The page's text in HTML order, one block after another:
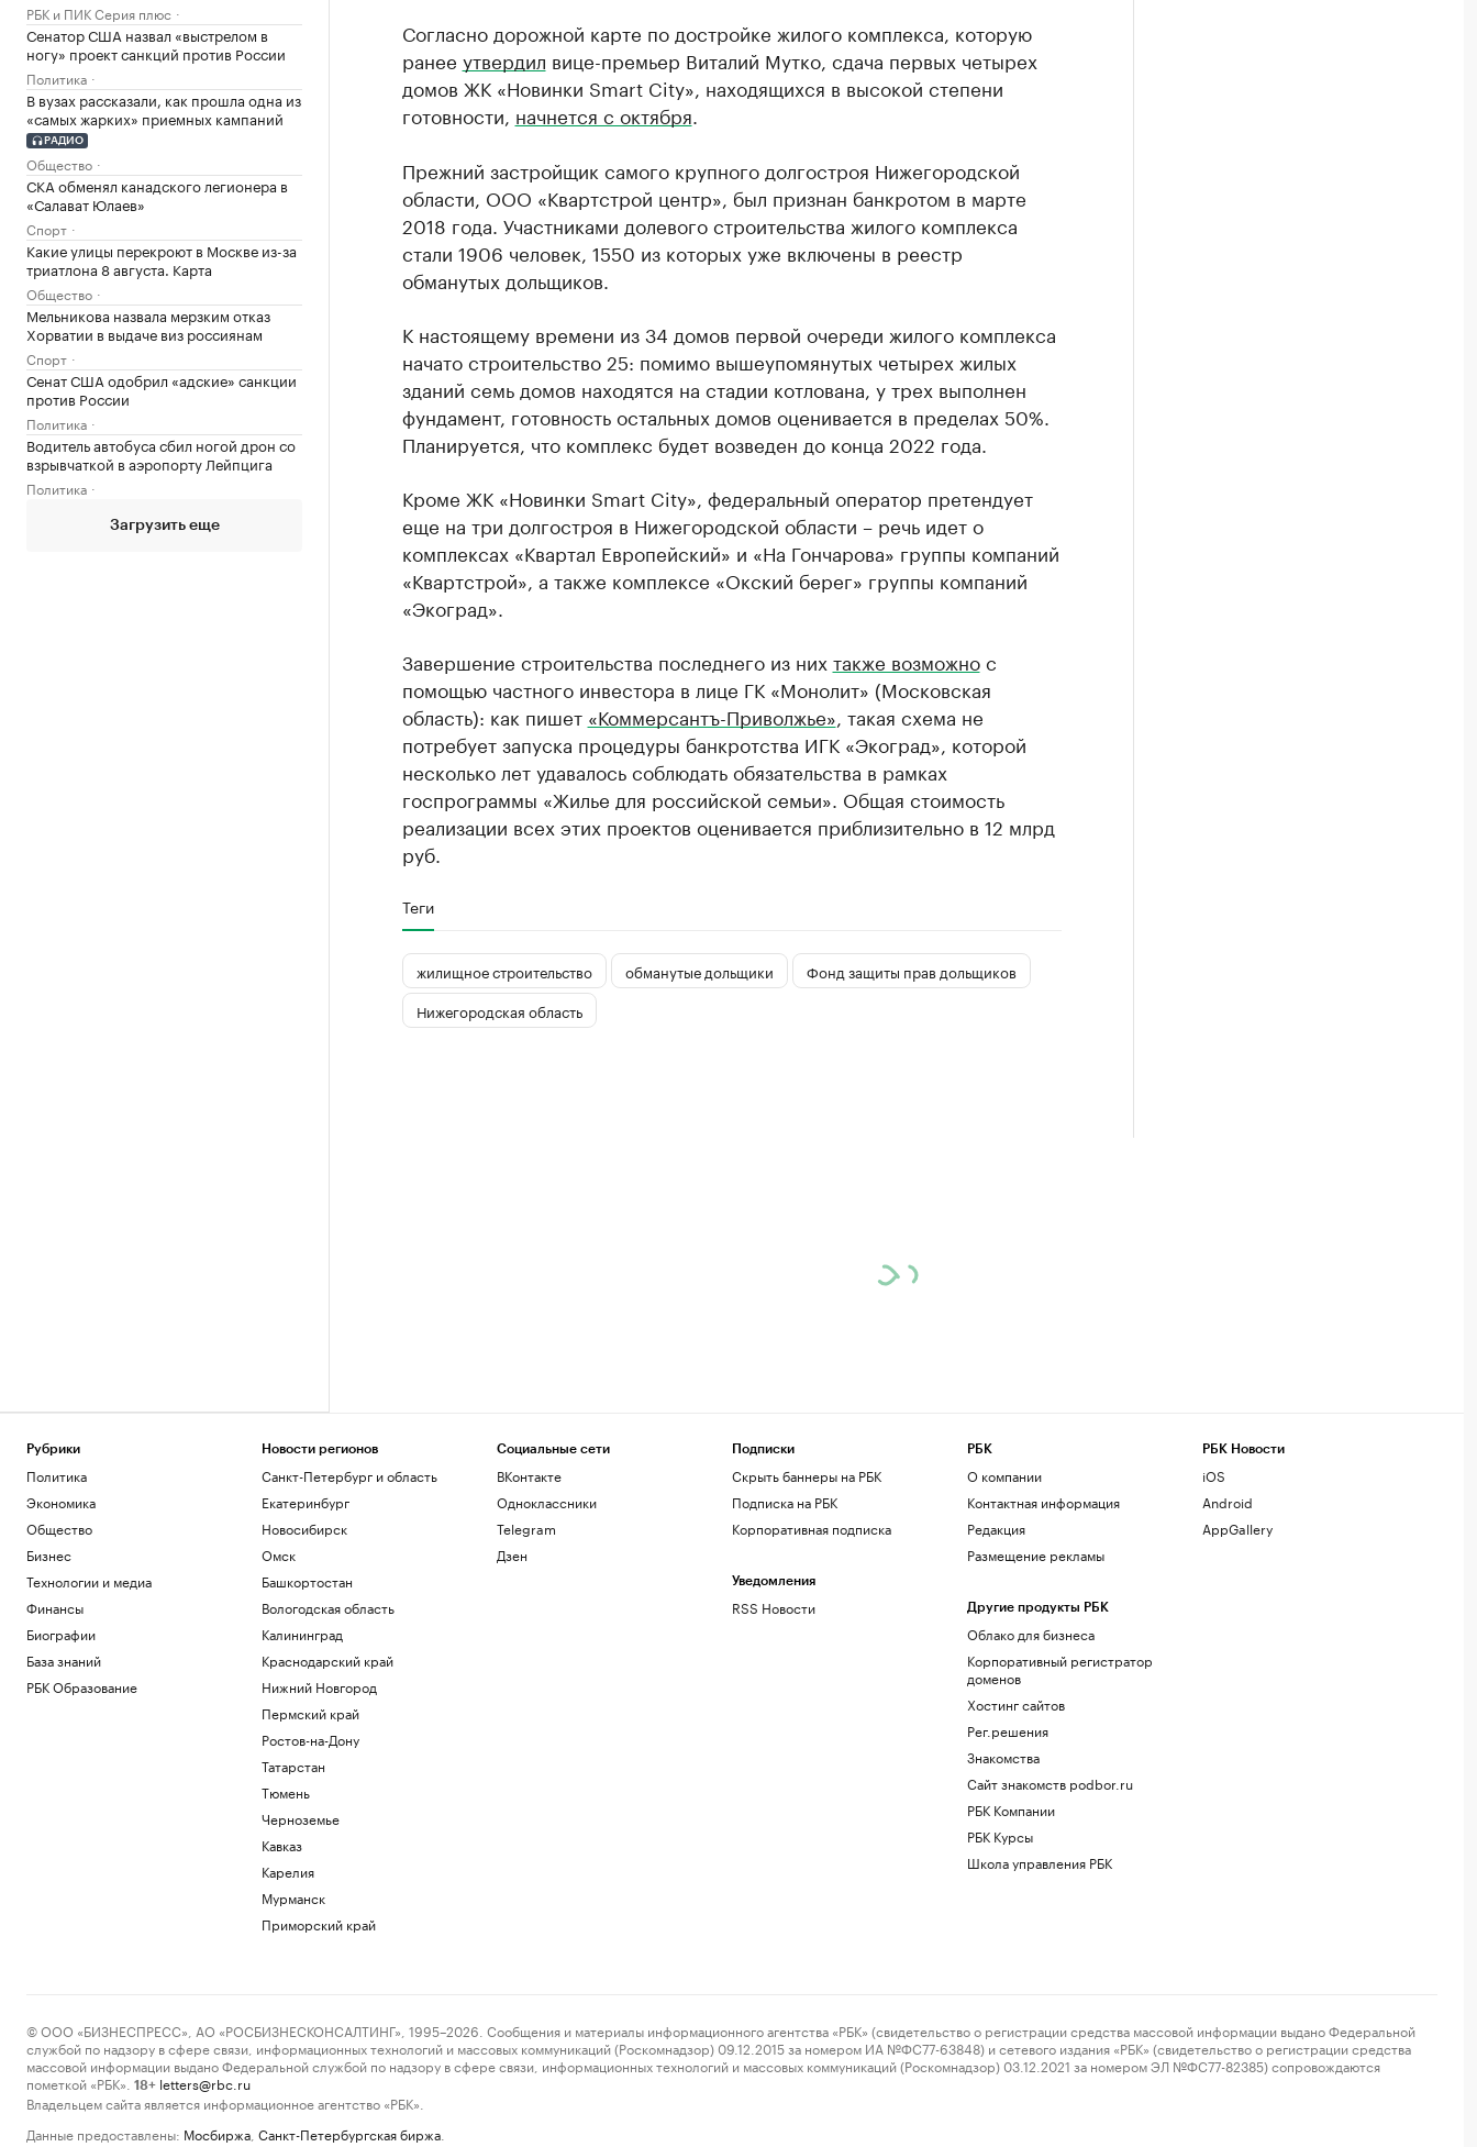
РБК и ПИК Серия плюс
Сенатор США назвал «выстрелом в
ногу» проект санкций против России
Политика
В вузах рассказали, как прошла одна из
«самых жарких» приемных кампаний
РАДИО
Общество
СКА обменял канадского легионера в
«Салават Юлаев»
Спорт
Какие улицы перекроют в Москве из-за
триатлона 8 августа. Карта
Общество
Мельникова назвала мерзким отказ
Хорватии в выдаче виз россиянам
Спорт
Сенат США одобрил «адские» санкции
против России
Политика
Водитель автобуса сбил ногой дрон со
взрывчаткой в аэропорту Лейпцига
Политика
Загрузить еще
Согласно дорожной карте по достройке жилого комплекса, которую
ранее утвердил вице-премьер Виталий Мутко, сдача первых четырех
домов ЖК «Новинки Smart City», находящихся в высокой степени
готовности, начнется с октября
Прежний застройщик самого крупного долгостроя Нижегородской
области, ООО «Квартстрой центр», был признан банкротом в марте
2018 года. Участниками долевого строительства жилого комплекса
стали 1906 человек, 1550 из которых уже включены в реестр
обманутых дольщиков.
К настоящему времени из 34 домов первой очереди жилого комплекса
начато строительство 25: помимо вышеупомянутых четырех жилых
зданий семь домов находятся на стадии котлована, у трех выполнен
фундамент, готовность остальных домов оценивается в пределах 50%.
Планируется, что комплекс будет возведен до конца 2022 года.
Кроме ЖК «Новинки Smart City», федеральный оператор претендует
еще на три долгостроя в Нижегородской области – речь идет о
комплексах «Квартал Европейский» и «На Гончарова» группы компаний
«Квартстрой», а также комплексе «Окский берег» группы компаний
«Экоград».
Завершение строительства последнего из них также возможнос
помощью частного инвестора в лице ГК «Монолит» (Московская
область): как пишет «Коммерсантъ-Приволжье» , такая схема не
потребует запуска процедуры банкротства ИГК «Экоград», которой
несколько лет удавалось соблюдать обязательства в рамках
госпрограммы «Жилье для российской семьи». Общая стоимость
реализации всех этих проектов оценивается приблизительно в 12 млрд
руб.
Теги
жилищное строительство обманутые дольщики
Фонд защиты прав дольщиков
Нижегородская область
Рубрики
Политика
Экономика
Общество
Бизнес
Технологии и медиа
Финансы
Биографии
База знаний
РБК Образование
Новости регионов
Санкт-Петербург и область
Екатеринбург
Новосибирск
Омск
Башкортостан
Вологодская область
Калининград
Краснодарский край
Нижний Новгород
Пермский край
Ростов-на-Дону
Татарстан
Тюмень
Черноземье
Кавказ
Карелия
Мурманск
Приморский край
Социальные сети
ВКонтакте
Одноклассники
Telegram
Дзен
Подписки
Скрыть баннеры на РБК
Подписка на РБК
Корпоративная подписка
Уведомления
RSS Новости
РБК
О компании
Контактная информация
Редакция
Размещение рекламы
Другие продукты РБК
Облако для бизнеса
Корпоративный регистратор
доменов
Хостинг сайтов
Рег.решения
Знакомства
Сайт знакомств podbor.ru
РБК Компании
РБК Курсы
Школа управления РБК
РБК Новости
iOS
Android
AppGallery
© ООО «БИЗНЕСПРЕСС», АО «РОСБИЗНЕСКОНСАЛТИНГ», 1995–2026. Сообщения и материалы информационного агентства «РБК» (свидетельство о регистрации средства массовой информации выдано Федеральной
службой по надзору в сфере связи, информационных технологий и массовых коммуникаций (Роскомнадзор) 09.12.2015 за номером ИА №ФС77-63848) и сетевого издания «РБК» (свидетельство о регистрации средства
массовой информации выдано Федеральной службой по надзору в сфере связи, информационных технологий и массовых коммуникаций (Роскомнадзор) 03.12.2021 за номером ЭЛ №ФС77-82385) сопровождаются
пометкой «РБК».
18+ letters@rbc.ru
Владельцем сайта является информационное агентство «РБК».
Данные предоставлены: Мосбиржа Санкт-Петербургская биржа